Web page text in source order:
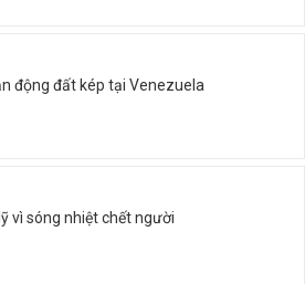
động đất kép tại Venezuela
vì sóng nhiệt chết người